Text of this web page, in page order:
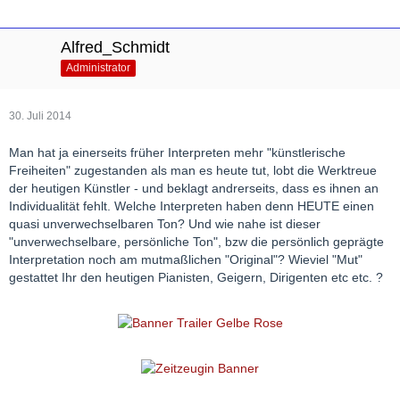
Alfred_Schmidt
Administrator
30. Juli 2014
Man hat ja einerseits früher Interpreten mehr "künstlerische
Freiheiten" zugestanden als man es heute tut, lobt die Werktreue
der heutigen Künstler - und beklagt andrerseits, dass es ihnen an
Individualität fehlt. Welche Interpreten haben denn HEUTE einen
quasi unverwechselbaren Ton? Und wie nahe ist dieser
"unverwechselbare, persönliche Ton", bzw die persönlich geprägte
Interpretation noch am mutmaßlichen "Original"? Wieviel "Mut"
gestattet Ihr den heutigen Pianisten, Geigern, Dirigenten etc etc. ?